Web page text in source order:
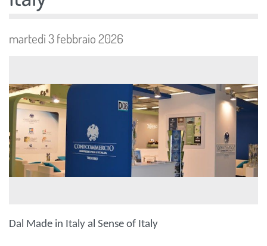
martedì 3 febbraio 2026
Dal Made in Italy al Sense of Italy